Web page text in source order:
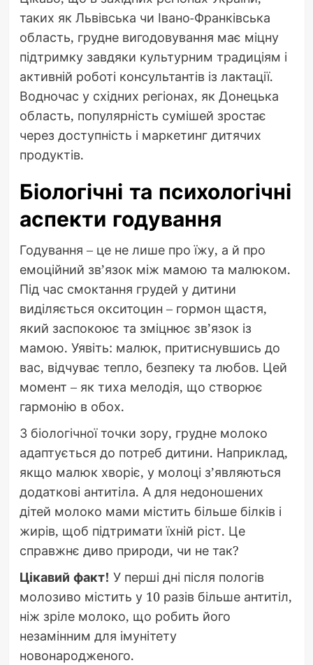
таких як Львівська чи Івано-Франківська
область, грудне вигодовування має міцну
підтримку завдяки культурним традиціям і
активній роботі консультантів із лактації.
Водночас у східних регіонах, як Донецька
область, популярність сумішей зростає
через доступність і маркетинг дитячих
продуктів.
Біологічні та психологічні
аспекти годування
Годування – це не лише про їжу, а й про
емоційний зв’язок між мамою та малюком.
Під час смоктання грудей у дитини
виділяється окситоцин – гормон щастя,
який заспокоює та зміцнює зв’язок із
мамою. Уявіть: малюк, притиснувшись до
вас, відчуває тепло, безпеку та любов. Цей
момент – як тиха мелодія, що створює
гармонію в обох.
З біологічної точки зору, грудне молоко
адаптується до потреб дитини. Наприклад,
якщо малюк хворіє, у молоці з’являються
додаткові антитіла. А для недоношених
дітей молоко мами містить більше білків і
жирів, щоб підтримати їхній ріст. Це
справжнє диво природи, чи не так?
Цікавий факт! У перші дні після пологів
молозиво містить у 10 разів більше антитіл,
ніж зріле молоко, що робить його
незамінним для імунітету
новонародженого.